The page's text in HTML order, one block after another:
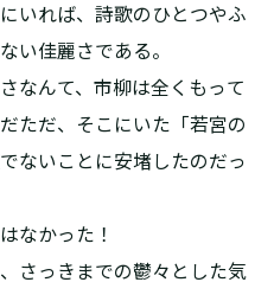
いれば、詩歌のひとつやふ
い佳麗さである。
なんて、市柳は全くもって
ただ、そこにいた「若宮の
でないことに安堵したのだっ
なかった！
さっきまでの鬱々とした気